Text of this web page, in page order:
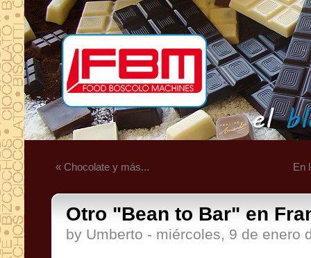
« Chocolate y más... En
Otro "Bean to Bar" en
by Umberto - miércoles, 9 de enero